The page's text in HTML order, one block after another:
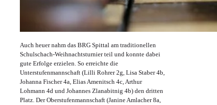
Auch heuer nahm das BRG Spittal am traditionellen
Schulschach-Weihnachtsturnier teil und konnte dabei
gute Erfolge erzielen. So erreichte die
Unterstufenmannschaft (Lilli Rohrer 2g, Lisa Staber 4b,
Johanna Fischer 4a, Elias Amenitsch 4c, Arthur
Lohmann 4d und Johannes Zlanabitnig 4b) den dritten
Platz. Der Oberstufenmannschaft (Janine Amlacher 8a,